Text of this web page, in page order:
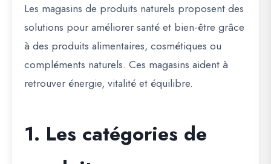
Les magasins de produits naturels proposent des
solutions pour améliorersanté et bien-être grâce
à des produits alimentaires, cosmétiques ou
compléments naturels. Ces magasins aident à
retrouver énergie, vitalité et équilibre.
1. Les catégories de